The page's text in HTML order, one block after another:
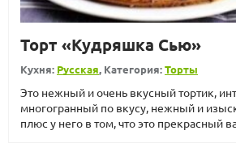
Торт «Кудряшка Сью»
Кухня: Русская, Категория:Торты
Это нежный и очень вкусный тортик,
многогранный по вкусу, нежный и
плюс у него в том, что это прекрасный